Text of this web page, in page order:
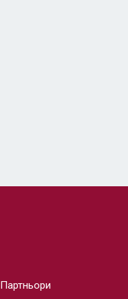
Партньори